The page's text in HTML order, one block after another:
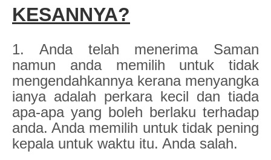
KESANNYA?
1. Anda telah menerima Saman
namun anda memilih untuk tidak
mengendahkannya kerana menyangka
ianya adalah perkara kecil dan tiada
apa-apa yang boleh berlaku terhadap
anda. Anda memilih untuk tidak pening
kepala untuk waktu itu. Anda salah.